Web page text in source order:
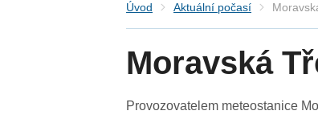
Úvod Aktuální počasí
Moravská
Provozovatelem meteostanice